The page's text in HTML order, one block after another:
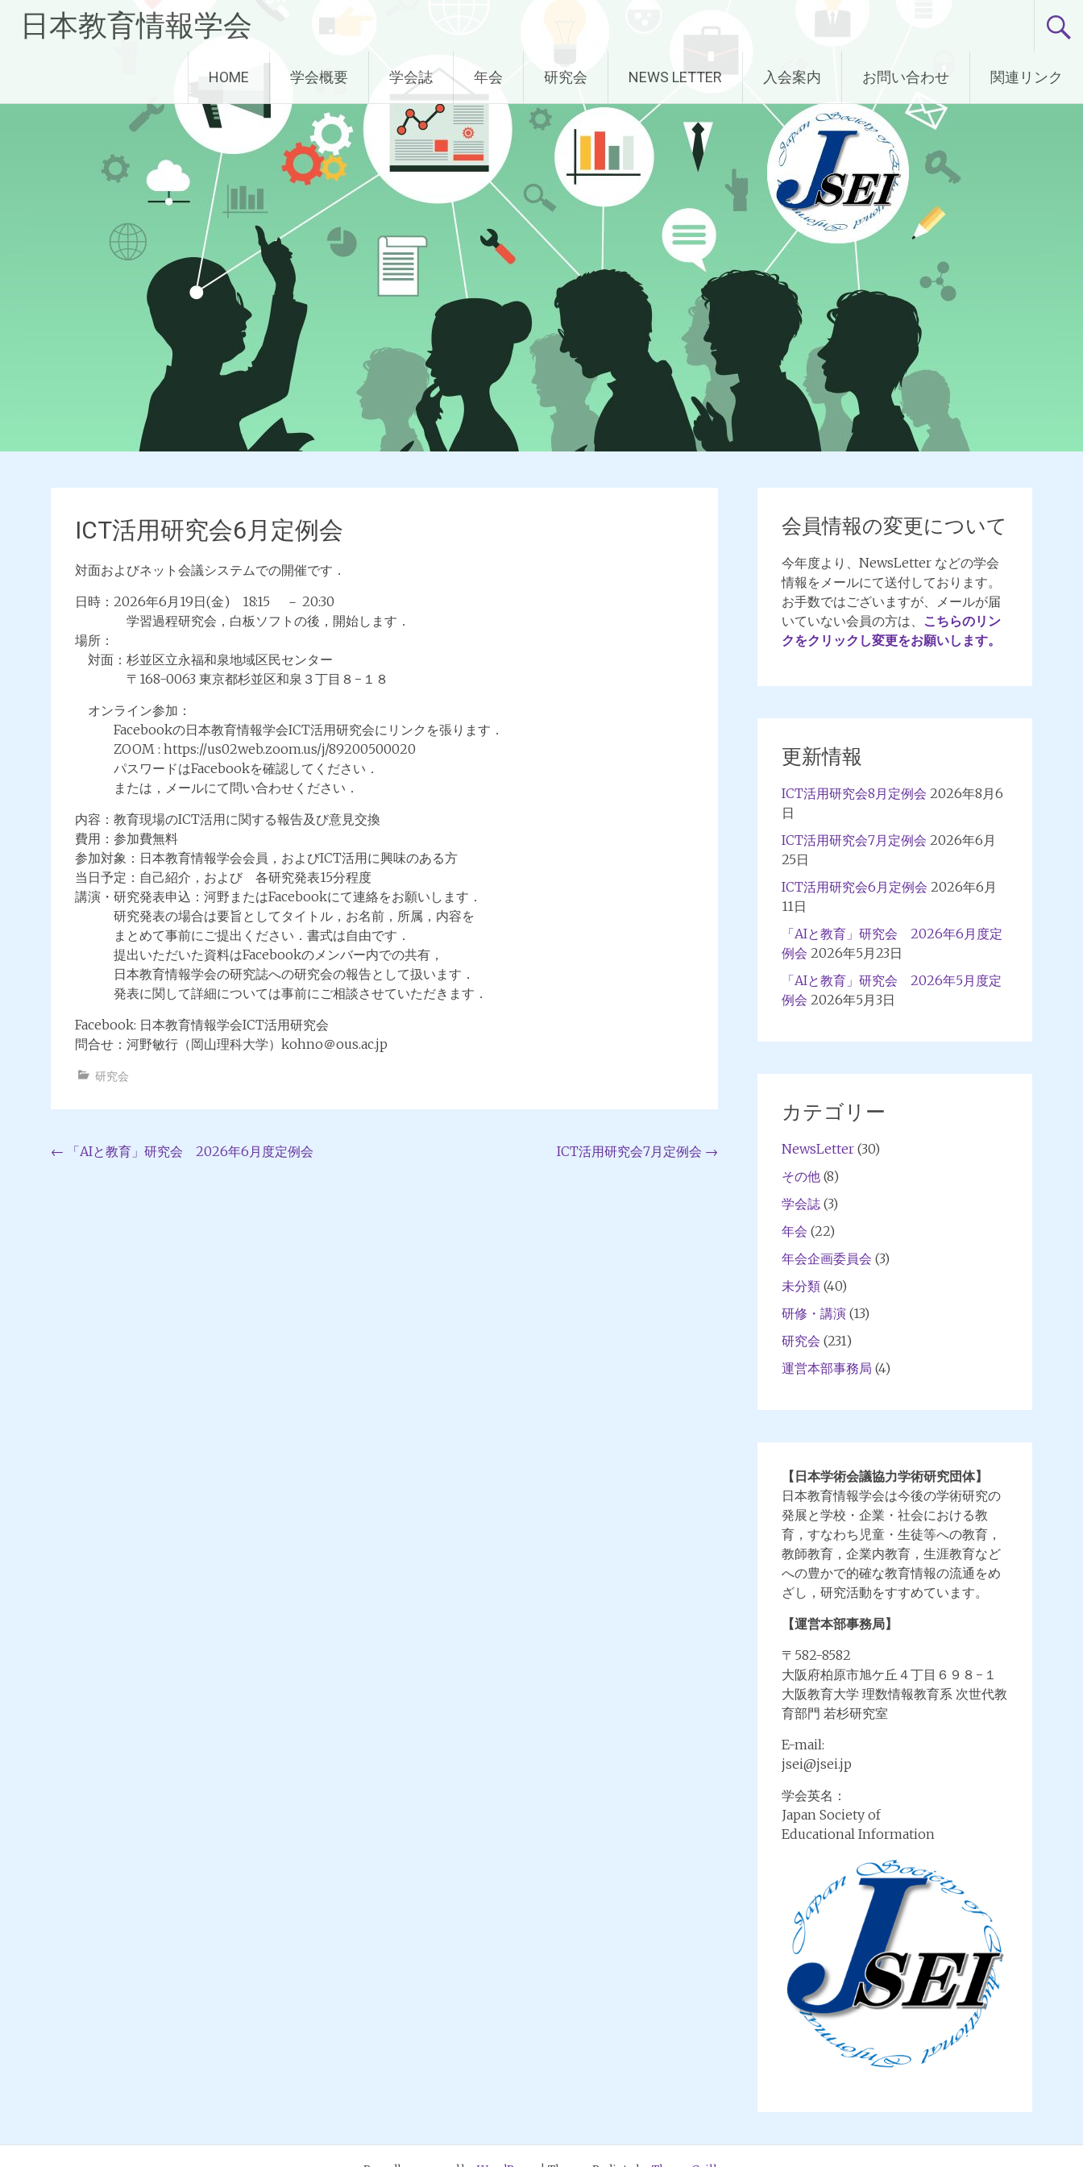
へ
日本教育情報学会
HOME 学会概要 学会誌 年会 研究会 NEWS LETTER 入会案内 お問い合わせ 関連リンク
ICT活用研究会6月定例会
対面およびネット会議システムでの開催です．
日時：2026年6月19日(金) 18:15 － 20:30
学習過程研究会，白板ソフトの後，開始します．
場所：
対面：杉並区立永福和泉地域区民センター
〒168-0063 東京都杉並区和泉３丁目８−１８
オンライン参加：
Facebookの日本教育情報学会ICT活用研究会にリンクを張ります．
ZOOM : https://us02web.zoom.us/j/89200500020
パスワードはFacebookを確認してください．
または，メールにて問い合わせください．
内容：教育現場のICT活用に関する報告及び意見交換
費用：参加費無料
参加対象：日本教育情報学会会員，およびICT活用に興味のある方
当日予定：自己紹介，および 各研究発表15分程度
講演・研究発表申込：河野またはFacebookにて連絡をお願いします．
研究発表の場合は要旨としてタイトル，お名前，所属，内容を
まとめて事前にご提出ください．書式は自由です．
提出いただいた資料はFacebookのメンバー内での共有，
日本教育情報学会の研究誌への研究会の報告として扱います．
発表に関して詳細については事前にご相談させていただきます．
Facebook: 日本教育情報学会ICT活用研究会
問合せ：河野敏行（岡山理科大学）kohno＠ous.ac.jp
研究会
投
← 「AIと教育」研究会 2026年6月度定例会 ICT活用研究会7月定例会 →
会員情報の変更について
今年度より、NewsLetter などの学会
情報をメールにて送付しております。
お手数ではございますが、メールが届
いていない会員の方は、
こちらのリン
クをクリックし変更をお願いします。
更新情報
ICT活用研究会8月定例会 2026年8月6
日
ICT活用研究会7月定例会 2026年6月
25日
ICT活用研究会6月定例会 2026年6月
11日
「AIと教育」研究会 2026年6月度定
例会 2026年5月23日
「AIと教育」研究会 2026年5月度定
例会 2026年5月3日
カテゴリー
NewsLetter(30)
その他(8)
学会誌(3)
年会 (22)
年会企画委員会 (3)
未分類(40)
研修・講演(13)
研究会 (231)
運営本部事務局 (4)
【日本学術会議協力学術研究団体】
日本教育情報学会は今後の学術研究の
発展と学校・企業・社会における教
育，すなわち児童・生徒等への教育，
教師教育，企業内教育，生涯教育など
への豊かで的確な教育情報の流通をめ
ざし，研究活動をすすめています。
【運営本部事務局】
〒582-8582
大阪府柏原市旭ケ丘４丁目６９８−１
大阪教育大学 理数情報教育系 次世代教
育部門 若杉研究室
E-mail:
jsei@jsei.jp
学会英名：
Japan Society of
Educational Information